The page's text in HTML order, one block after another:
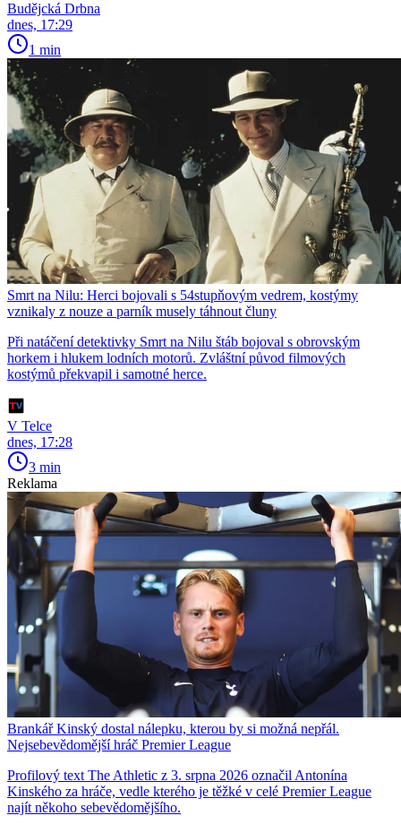
Budějcká Drbna
dnes, 17:29
1 min
Smrt na Nilu: Herci bojovali s 54stupňovým vedrem, kostýmy
vznikaly z nouze a parník musely táhnout čluny
Při natáčení detektivky Smrt na Nilu štáb bojoval s obrovským
horkem i hlukem lodních motorů. Zvláštní původ filmových
kostýmů překvapil i samotné herce.
V Telce
dnes, 17:28
3 min
Reklama
Brankář Kinský dostal nálepku, kterou by si možná nepřál.
Nejsebevědomější hráč Premier League
Profilový text The Athletic z 3. srpna 2026 označil Antonína
Kinského za hráče, vedle kterého je těžké v celé Premier League
najít někoho sebevědomějšího.